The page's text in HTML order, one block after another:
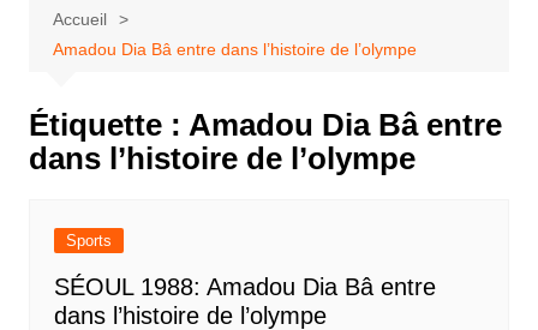
Accueil
Amadou Dia Bâ entre dans l’histoire de l’olympe
Étiquette : Amadou Dia Bâ entre
dans l’histoire de l’olympe
Sports
SÉOUL 1988: Amadou Dia Bâ entre
dans l’histoire de l’olympe